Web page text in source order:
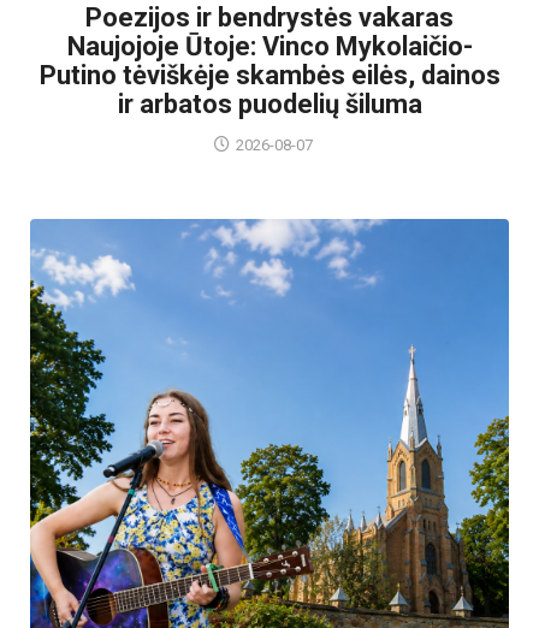
Poezijos ir bendrystės vakaras
Naujojoje Ūtoje: Vinco Mykolaičio-
Putino tėviškėje skambės eilės, dainos
ir arbatos puodelių šiluma
2026-08-07